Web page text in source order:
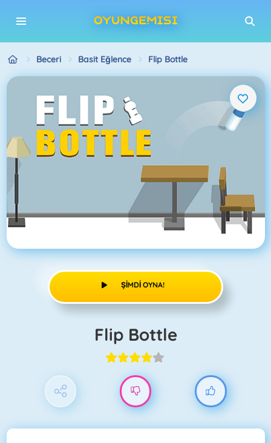
Beceri Basit Eğlence Flip Bottle
ŞIMDI OYNA!
Flip Bottle